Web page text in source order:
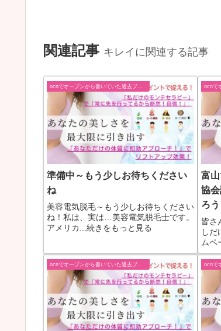
関連記事 キレイに関連する記事
ocnでオープンから書いていた過去ブログ
準備中～もう少しお待ちください
ね
美容電気脱毛～もう少しお待ちください
ね！私は、実は…美容電気脱毛士です。
アメリカ...続きをもっと見る
富
協
ろう
皆さ
し
ムペ
ocnでオープンから書いていた過去ブログ